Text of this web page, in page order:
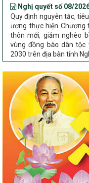
Quy định nguyên tắc,
ương thực hiện Chương
thôn mới, giảm nghèo
vùng đồng bào dân tộc
2030 trên địa bàn tỉnh
Chỉ Thị số 22-CT/TU
nông thôn mới, giảm
hội vùng đồng bào dân
2030 trên địa bàn tỉnh
Quyết định số 2490/
Về việc thành lập Ban
dựng nông thôn mới,
xã hội vùng đồng bào
-2030 tỉnh Nghệ An
Thông tư Số 23/
Thông tư Hướng dẫn